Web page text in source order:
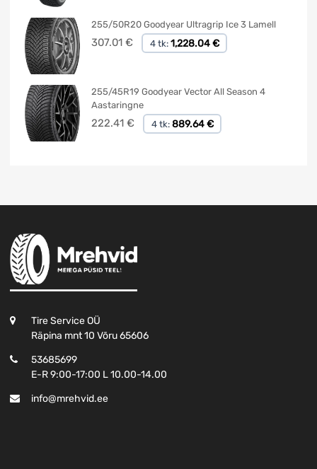
255/50R20 Goodyear Ultragrip Ice 3 Lamell
307.01 € 4 tk: 1,228.04 €
255/45R19 Goodyear Vector All Season 4
Aastaringne
222.41 € 4 tk: 889.64 €
Tire Service OÜ
Räpina mnt 10 Võru 65606
53685699
E-R 9:00-17:00 L 10.00-14.00
info@mrehvid.ee